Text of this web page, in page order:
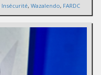
Insécurité, Wazalendo, FARDC